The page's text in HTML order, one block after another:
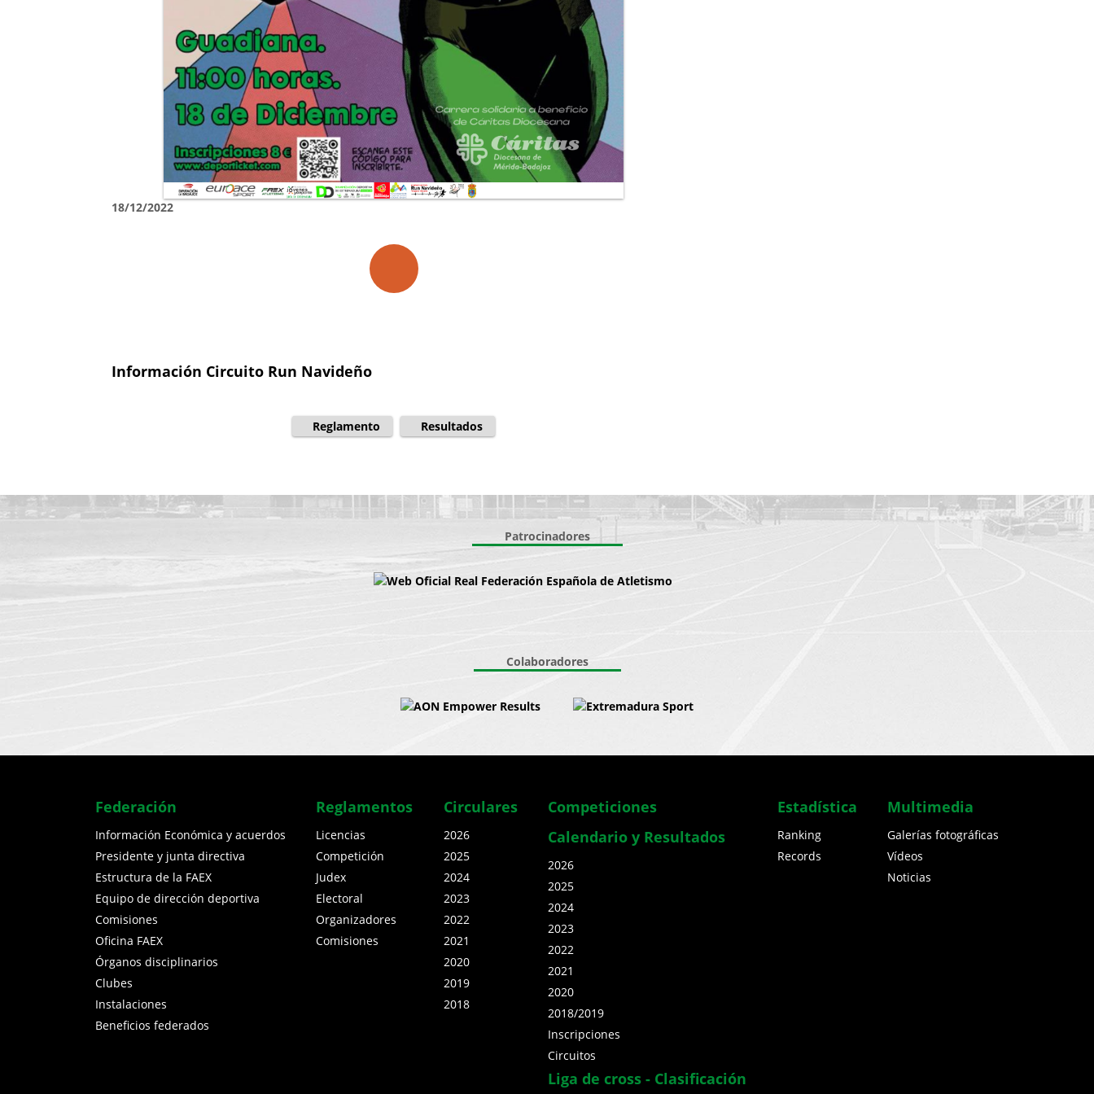
18/12/2022
Información Circuito Run Navideño
Reglamento Resultados
Patrocinadores
Colaboradores
Federación
Información Económica y acuerdos
Presidente y junta directiva
Estructura de la FAEX
Equipo de dirección deportiva
Comisiones
Oficina FAEX
Órganos disciplinarios
Clubes
Instalaciones
Beneficios federados
Reglamentos
Licencias
Competición
Judex
Electoral
Organizadores
Comisiones
Circulares
2026
2025
2024
2023
2022
2021
2020
2019
2018
Competiciones
Calendario y Resultados
2026
2025
2024
2023
2022
2021
2020
2018/2019
Inscripciones
Circuitos
Liga de cross - Clasificación
Estadística
Ranking
Records
Multimedia
Galerías fotográficas
Vídeos
Noticias